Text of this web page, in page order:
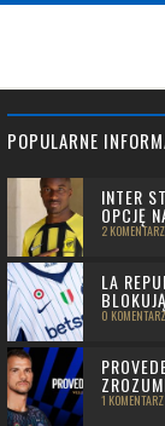
POPULARNE
INTER
OPCJĘ
2
LA
0
1 KOMENTARZ